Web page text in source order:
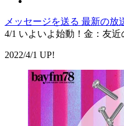
メッセージを送る 最新の放
4/1 いよいよ始動！金：友
2022/4/1 UP!